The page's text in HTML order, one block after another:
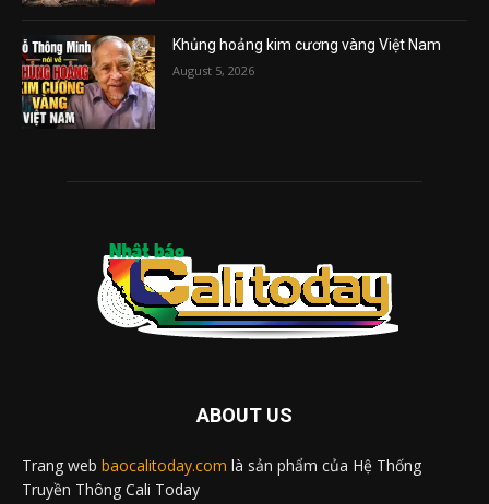
Khủng hoảng kim cương vàng Việt Nam
August 5, 2026
ABOUT US
Trang web baocalitoday.com là sản phẩm của Hệ Thống
Truyền Thông Cali Today